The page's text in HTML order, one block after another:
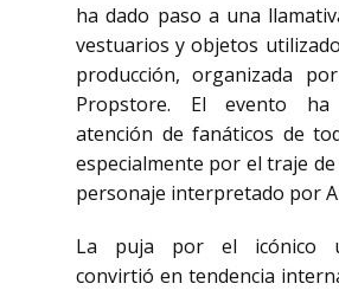
ha dado paso a una
vestuarios y objetos
producción, organizada
Propstore. El evento ha
atención de fanáticos de
especialmente por el traje
personaje interpretado por
La puja por el icónico
convirtió en tendencia